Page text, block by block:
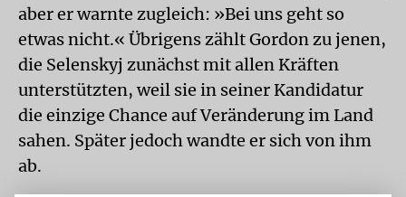
aber er warnte zugleich: »Bei uns geht so
etwas nicht.« Übrigens zählt Gordon zu jenen,
die Selenskyj zunächst mit allen Kräften
unterstützten, weil sie in seiner Kandidatur
die einzige Chance auf Veränderung im Land
sahen. Später jedoch wandte er sich von ihm
ab.